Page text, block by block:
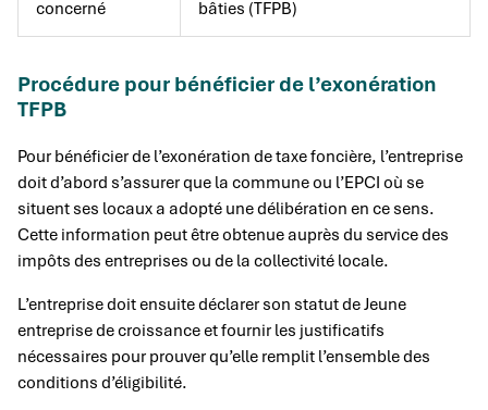
concerné
bâties (TFPB)
Procédure pour bénéficier de l’exonération
TFPB
Pour bénéficier de l’exonération de taxe foncière, l’entreprise
doit d’abord s’assurer que la commune ou l’EPCI où se
situent ses locaux a adopté une délibération en ce sens.
Cette information peut être obtenue auprès du service des
impôts des entreprises ou de la collectivité locale.
L’entreprise doit ensuite déclarer son statut de Jeune
entreprise de croissance et fournir les justificatifs
nécessaires pour prouver qu’elle remplit l’ensemble des
conditions d’éligibilité.